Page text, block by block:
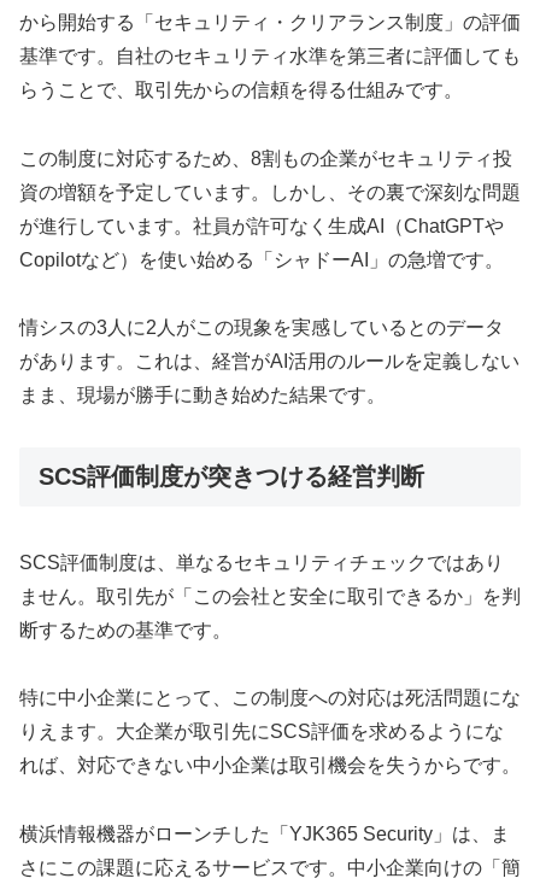
から開始する「セキュリティ・クリアランス制度」の評価
基準です。自社のセキュリティ水準を第三者に評価しても
らうことで、取引先からの信頼を得る仕組みです。
この制度に対応するため、8割もの企業がセキュリティ投
資の増額を予定しています。しかし、その裏で深刻な問題
が進行しています。社員が許可なく生成AI（ChatGPTや
Copilotなど）を使い始める「シャドーAI」の急増です。
情シスの3人に2人がこの現象を実感しているとのデータ
があります。これは、経営がAI活用のルールを定義しない
まま、現場が勝手に動き始めた結果です。
SCS評価制度が突きつける経営判断
SCS評価制度は、単なるセキュリティチェックではあり
ません。取引先が「この会社と安全に取引できるか」を判
断するための基準です。
特に中小企業にとって、この制度への対応は死活問題にな
りえます。大企業が取引先にSCS評価を求めるようにな
れば、対応できない中小企業は取引機会を失うからです。
横浜情報機器がローンチした「YJK365 Security」は、ま
さにこの課題に応えるサービスです。中小企業向けの「簡